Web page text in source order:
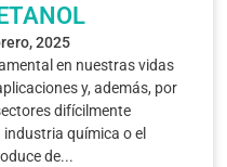
2025
en nuestras vidas
y, además, por
difícilmente
química o el
de...